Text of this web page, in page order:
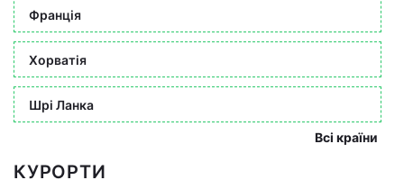
Франція
Хорватія
Шрі Ланка
Всі країни
КУРОРТИ